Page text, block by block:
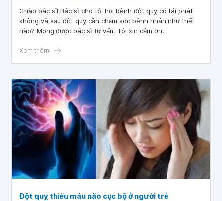
Chào bác sĩ! Bác sĩ cho tôi hỏi bệnh đột quỵ có tái phát
không và sau đột quỵ cần chăm sóc bệnh nhân như thế
nào? Mong được bác sĩ tư vấn. Tôi xin cảm ơn.
Xem thêm
Đột quỵ thiếu máu não cục bộ ở người trẻ